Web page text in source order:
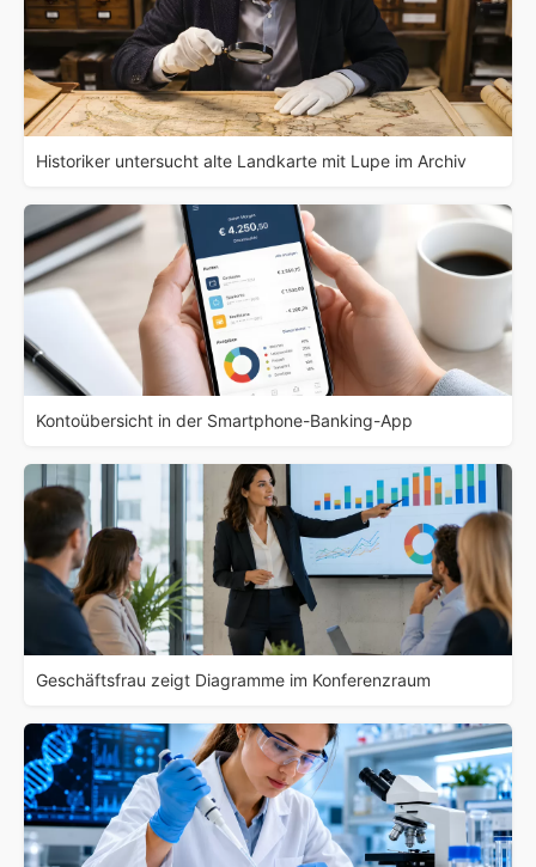
Historiker untersucht alte Landkarte mit Lupe im Archiv
Kontoübersicht in der Smartphone-Banking-App
Geschäftsfrau zeigt Diagramme im Konferenzraum